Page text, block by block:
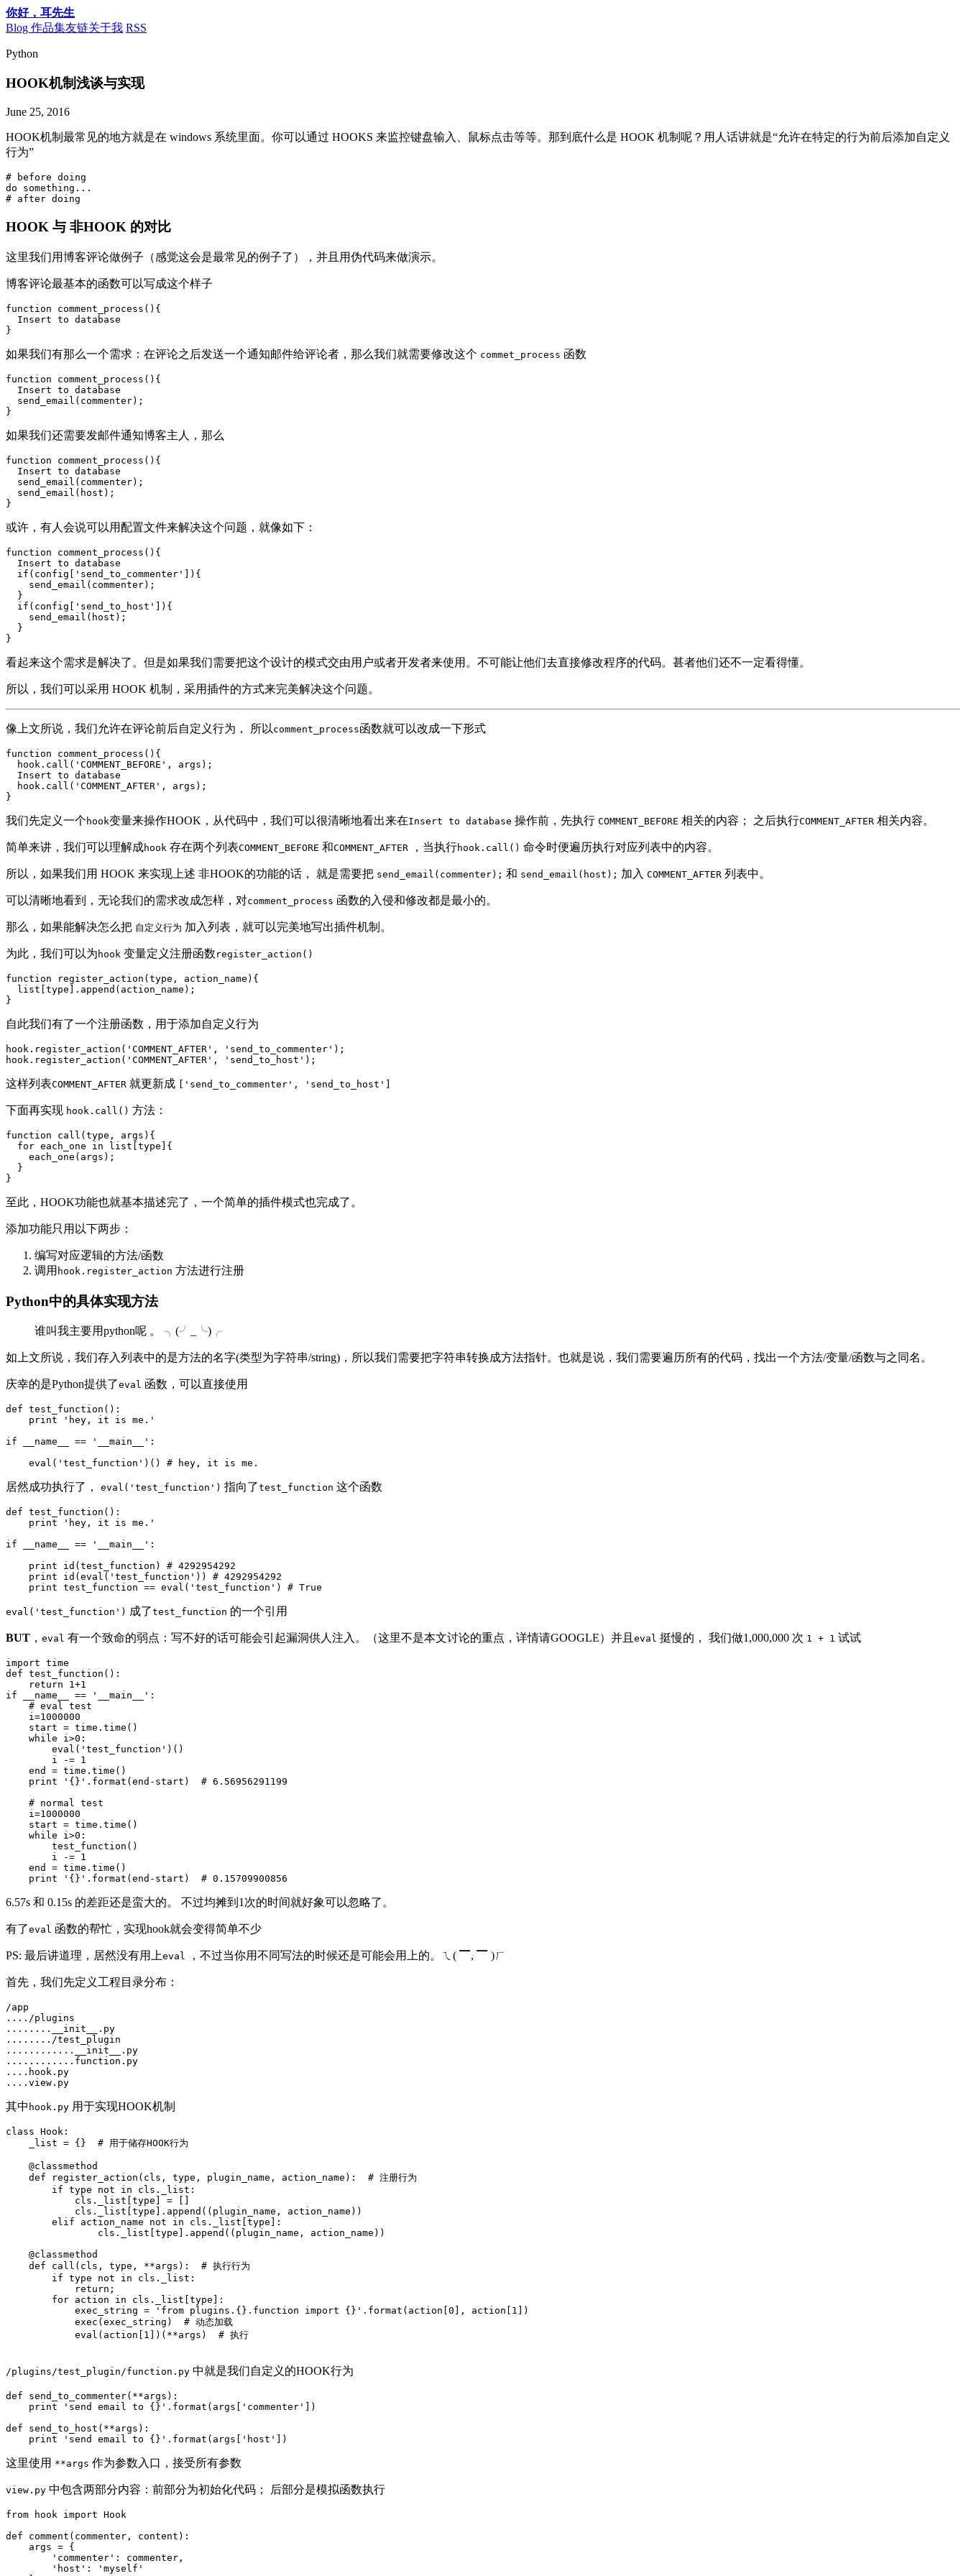
你好，耳先生
Blog 作品集友链关于我 RSS
Python
HOOK机制浅谈与实现
June 25, 2016
HOOK机制最常见的地方就是在 windows 系统里面。你可以通过 HOOKS 来监控键盘输入、鼠标点击等等。那到底什么是 HOOK 机制呢？用人话讲就是“允许在特定的行为前后添加自定义
行为”
# before doing
do something...
HOOK 与 非HOOK 的对比
这里我们用博客评论做例子（感觉这会是最常见的例子了），并且用伪代码来做演示。
博客评论最基本的函数可以写成这个样子
function comment_process(){
  Insert to database
如果我们有那么一个需求：在评论之后发送一个通知邮件给评论者，那么我们就需要修改这个 commet_process 函数
function comment_process(){
  Insert to database
  send_email(commenter);
如果我们还需要发邮件通知博客主人，那么
function comment_process(){
  Insert to database
  send_email(commenter);
  send_email(host);
或许，有人会说可以用配置文件来解决这个问题，就像如下：
function comment_process(){
  Insert to database
  if(config['send_to_commenter']){
    send_email(commenter);
  }
  if(config['send_to_host']){
    send_email(host);
  }
看起来这个需求是解决了。但是如果我们需要把这个设计的模式交由用户或者开发者来使用。不可能让他们去直接修改程序的代码。甚者他们还不一定看得懂。
所以，我们可以采用 HOOK 机制，采用插件的方式来完美解决这个问题。
像上文所说，我们允许在评论前后自定义行为， 所以 comment_process函数就可以改成一下形式
function comment_process(){
  hook.call('COMMENT_BEFORE', args);
  Insert to database
  hook.call('COMMENT_AFTER', args);
我们先定义一个 hook变量来操作HOOK，从代码中，我们可以很清晰地看出来在Insert to database 操作前，先执行 COMMENT_BEFORE 相关的内容； 之后执行COMMENT_AFTER 相关内容。
简单来讲，我们可以理解成hook 存在两个列表COMMENT_BEFORE 和COMMENT_AFTER ，当执行hook.call() 命令时便遍历执行对应列表中的内容。
所以，如果我们用 HOOK 来实现上述 非HOOK的功能的话， 就是需要把 send_email(commenter); 和 send_email(host); 加入 COMMENT_AFTER 列表中。
可以清晰地看到，无论我们的需求改成怎样，对comment_process 函数的入侵和修改都是最小的。
那么，如果能解决怎么把 自定义行为 加入列表，就可以完美地写出插件机制。
为此，我们可以为 hook 变量定义注册函数 register_action()
function register_action(type, action_name){
  list[type].append(action_name);
自此我们有了一个注册函数，用于添加自定义行为
hook.register_action('COMMENT_AFTER', 'send_to_commenter');
这样列表COMMENT_AFTER 就更新成 ['send_to_commenter', 'send_to_host']
下面再实现 hook.call() 方法：
function call(type, args){
  for each_one in list[type]{
    each_one(args);
  }
至此，HOOK功能也就基本描述完了，一个简单的插件模式也完成了。
添加功能只用以下两步：
编写对应逻辑的方法/函数
调用 hook.register_action 方法进行注册
Python中的具体实现方法
谁叫我主要用python呢 。 ╮(╯_╰)╭
如上文所说，我们存入列表中的是方法的名字(类型为字符串/string)，所以我们需要把字符串转换成方法指针。也就是说，我们需要遍历所有的代码，找出一个方法/变量/函数与之同名。
庆幸的是Python提供了eval 函数，可以直接使用
def test_function():
    print 'hey, it is me.'
if __name__ == '__main__':
居然成功执行了， eval('test_function') 指向了test_function 这个函数
def test_function():
    print 'hey, it is me.'
if __name__ == '__main__':
    print id(test_function) # 4292954292
    print id(eval('test_function')) # 4292954292
eval('test_function') 成了test_function 的一个引用
BUT ， eval 有一个致命的弱点：写不好的话可能会引起漏洞供人注入。（这里不是本文讨论的重点，详情请GOOGLE）并且 eval 挺慢的， 我们做1,000,000 次 1 + 1 试试
import time
def test_function():
    return 1+1
if __name__ == '__main__':
    # eval test
    i=1000000
    start = time.time()
    while i>0:
        eval('test_function')()
        i -= 1
    end = time.time()
    print '{}'.format(end-start)  # 6.56956291199
    # normal test
    i=1000000
    start = time.time()
    while i>0:
        test_function()
        i -= 1
    end = time.time()
6.57s 和 0.15s 的差距还是蛮大的。 不过均摊到1次的时间就好象可以忽略了。
有了eval 函数的帮忙，实现hook就会变得简单不少
PS: 最后讲道理，居然没有用上eval ，不过当你用不同写法的时候还是可能会用上的。ㄟ( ▔, ▔ )ㄏ
首先，我们先定义工程目录分布：
/app
..../plugins
........__init__.py
......../test_plugin
............__init__.py
............function.py
....hook.py
其中 hook.py 用于实现HOOK机制
class Hook:
    _list = {}  # 用于储存HOOK行为
    @classmethod
    def register_action(cls, type, plugin_name, action_name):  # 注册行为
        if type not in cls._list:
            cls._list[type] = []
            cls._list[type].append((plugin_name, action_name))
        elif action_name not in cls._list[type]:
                cls._list[type].append((plugin_name, action_name))
    @classmethod
    def call(cls, type, **args):  # 执行行为
        if type not in cls._list:
            return;
        for action in cls._list[type]:
            exec_string = 'from plugins.{}.function import {}'.format(action[0], action[1])
            exec(exec_string)  # 动态加载
            eval(action[1])(**args)  # 执行
/plugins/test_plugin/function.py 中就是我们自定义的HOOK行为
def send_to_commenter(**args):
    print 'send email to {}'.format(args['commenter'])
def send_to_host(**args):
这里使用 **args 作为参数入口，接受所有参数
view.py 中包含两部分内容：前部分为初始化代码； 后部分是模拟函数执行
from hook import Hook
def comment(commenter, content):
    args = {
        'commenter': commenter,
        'host': 'myself'